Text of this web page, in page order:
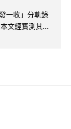
一收」分軌錄
文經實測其...